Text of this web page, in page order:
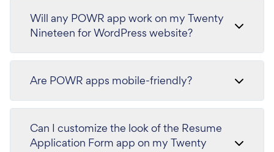
Will any POWR app work on my Twenty
Nineteen for WordPress website?
Are POWR apps mobile-friendly?
Can I customize the look of the Resume
Application Form app on my Twenty